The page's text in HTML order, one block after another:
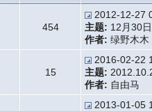
454
2012-12-27
主题: 12月30
作者: 绿野木木
15
2016-02-22
主题:
作者: 自由马
2013-01-05